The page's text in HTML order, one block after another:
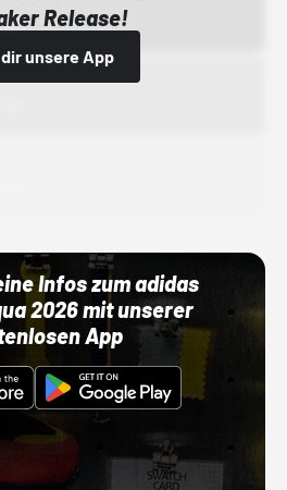
Release!
dir unsere App
Uhr
Infos zum adidas
2026 mit unserer
App